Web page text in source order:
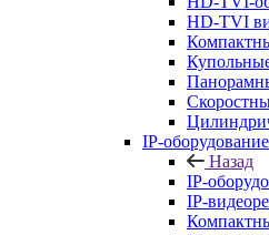
HD-TVI
IP-оборудование
Назад
IP-
IP-